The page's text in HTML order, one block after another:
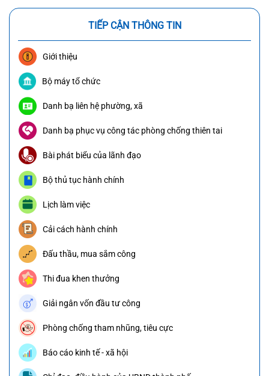
TIẾP CẬN THÔNG TIN
Giới thiệu
Bộ máy tổ chức
Danh bạ liên hệ phường, xã
Danh bạ phục vụ công tác phòng chống thiên tai
Bài phát biểu của lãnh đạo
Bộ thủ tục hành chính
Lịch làm việc
Cải cách hành chính
Đấu thầu, mua sắm công
Thi đua khen thưởng
Giải ngân vốn đầu tư công
Phòng chống tham nhũng, tiêu cực
Báo cáo kinh tế - xã hội